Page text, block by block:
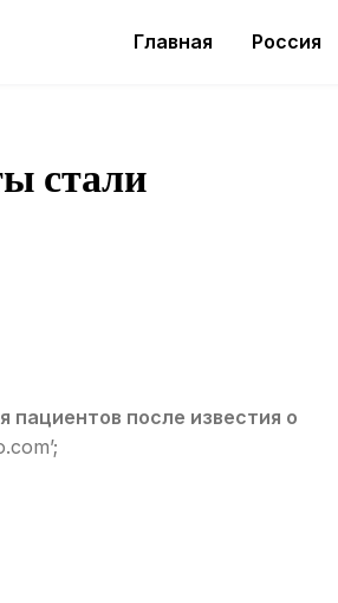
Главная Россия
стали
пациентов после известия о